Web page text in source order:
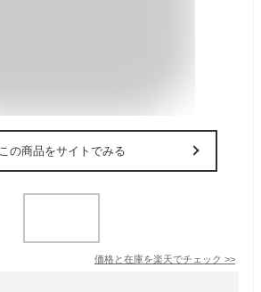
この商品をサイトでみる
価格と在庫を楽天でチェック >>